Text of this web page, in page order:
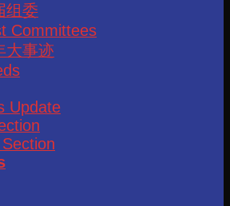
组委
Committees
大事迹
Update